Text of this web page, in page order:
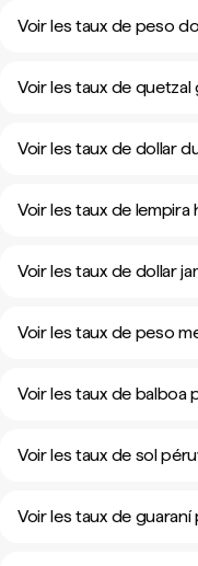
Voir les taux de peso
Voir les taux de
Voir les taux de dollar
Voir les taux de
Voir les taux de dollar
Voir les taux de peso
Voir les taux de balboa
Voir les taux de sol
Voir les taux de